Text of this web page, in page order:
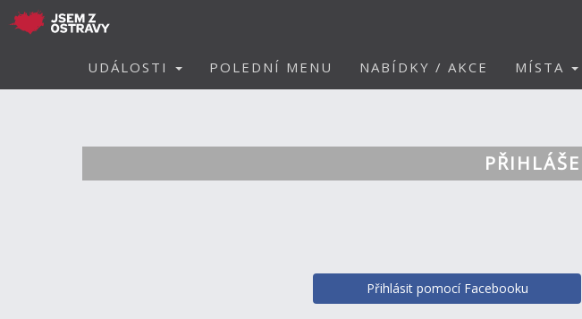
UDÁLOSTI POLEDNÍ MENU NABÍDKY / AKCE MÍSTA
Přihlásit pomocí Facebooku